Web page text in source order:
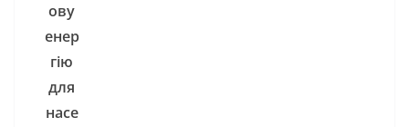
ову
енер
гію
для
насе